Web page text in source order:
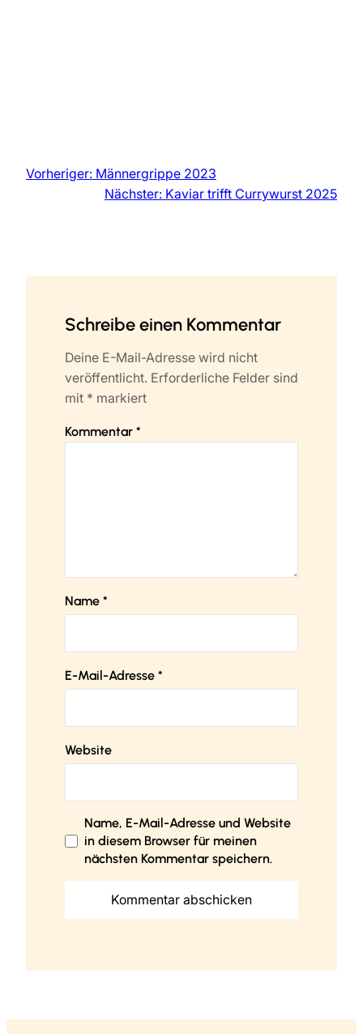
Vorheriger: Männergrippe 2023
Nächster: Kaviar trifft Currywurst 2025
Schreibe einen Kommentar
Deine E-Mail-Adresse wird nicht
veröffentlicht. Erforderliche Felder sind
mit * markiert
Kommentar *
Name *
E-Mail-Adresse *
Website
Name, E-Mail-Adresse und Website
in diesem Browser für meinen
nächsten Kommentar speichern.